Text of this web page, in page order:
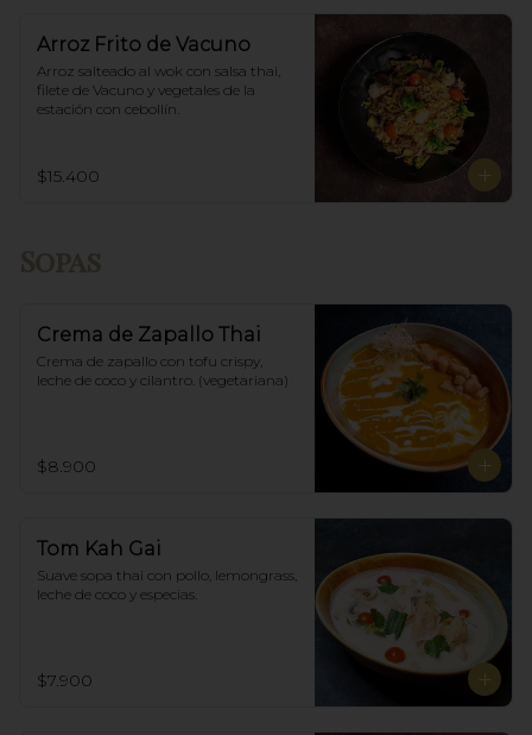
Arroz Frito de Vacuno
Arroz salteado al wok con salsa thai,
filete de Vacuno y vegetales de la
estación con cebollín.
$15.400
Crema de Zapallo Thai
Crema de zapallo con tofu crispy,
leche de coco y cilantro. (vegetariana)
$8.900
Tom Kah Gai
Suave sopa thai con pollo, lemongrass,
leche de coco y especias.
$7.900